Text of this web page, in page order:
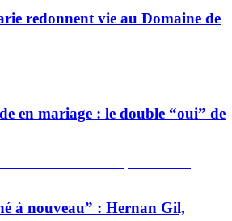
redonnent vie au Domaine de
en mariage : le double “oui” de
à nouveau” : Hernan Gil,